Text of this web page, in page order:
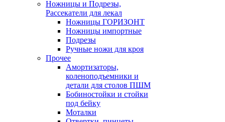
Ножницы и Подрезы,
Рассекатели для лекал
Ножницы ГОРИЗОНТ
Ножницы импортные
Подрезы
Ручные ножи для кроя
Прочее
Амортизаторы,
коленоподъемники и
детали для столов ПШМ
Бобиностойки и стойки
под бейку
Моталки